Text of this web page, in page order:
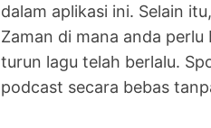
dalam aplikasi ini. Selain
Zaman di mana anda
turun lagu telah berlalu.
podcast secara bebas